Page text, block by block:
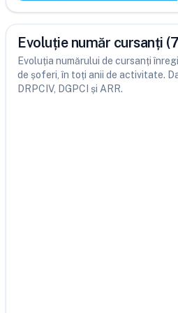
Evoluție număr cursanți
Evoluția numărului de cursanți
de șoferi, în toți anii de activitate.
DRPCIV, DGPCI și ARR.